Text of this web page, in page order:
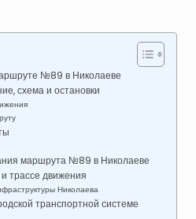
№89 в Николаеве
схема и остановки
маршрута №89 в Николаеве
трассе движения
Николаева
транспортной системе